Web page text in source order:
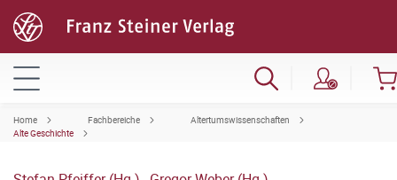
Home Fachbereiche
Altertumswissenschaften
Alte Geschichte